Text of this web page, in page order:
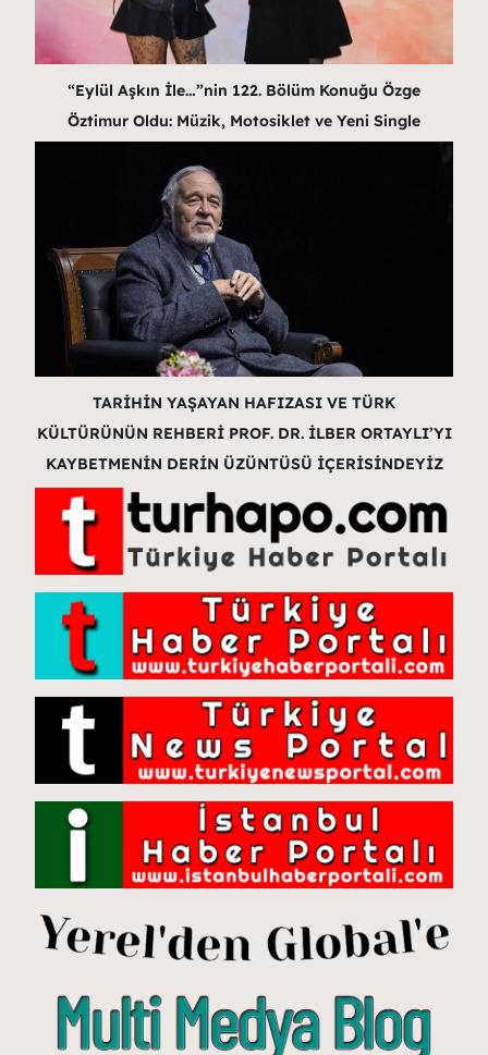
“Eylül Aşkın İle…”nin 122. Bölüm Konuğu Özge
Öztimur Oldu: Müzik, Motosiklet ve Yeni Single
TARİHİN YAŞAYAN HAFIZASI VE TÜRK
KÜLTÜRÜNÜN REHBERİ PROF. DR. İLBER ORTAYLI’YI
KAYBETMENİN DERİN ÜZÜNTÜSÜ İÇERİSİNDEYİZ